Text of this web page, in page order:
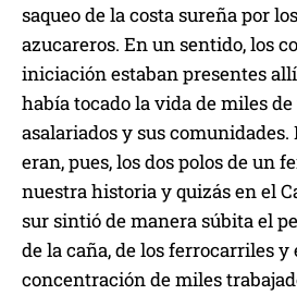
saqueo de la costa sureña por
azucareros. En un sentido, los
iniciación estaban presentes
había tocado la vida de miles
asalariados y sus comunidades.
eran, pues, los dos polos de un
nuestra historia y quizás en el
sur sintió de manera súbita el
de la caña, de los ferrocarriles y
concentración de miles